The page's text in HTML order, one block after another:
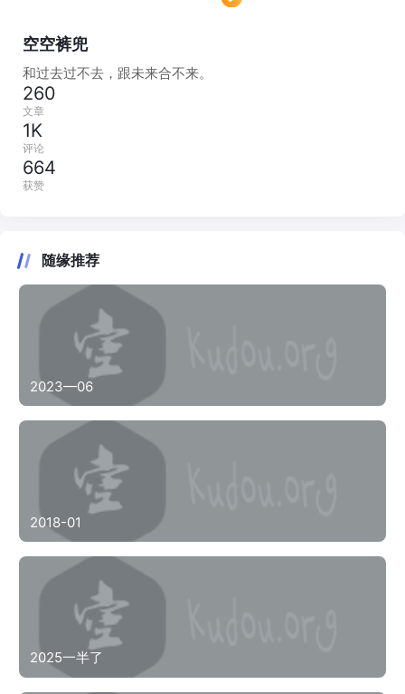
空空裤兜
和过去过不去，跟未来合不来。
260
文章
1K
评论
664
获赞
随缘推荐
2023—06
2018-01
2025一半了